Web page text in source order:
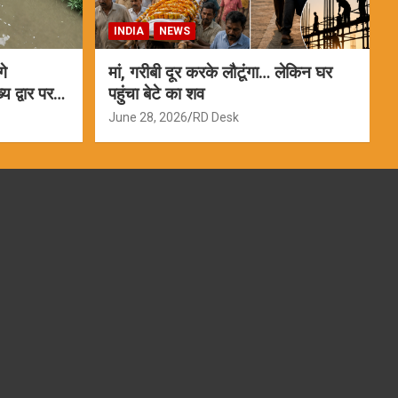
पर
INDIA NEWS
मां, गरीबी दूर करके लौटूंगा… लेकिन घर
पहुंचा बेटे का शव
June 28, 2026 RD Desk